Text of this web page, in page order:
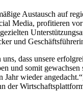
Austausch auf
Media, profitieren
und
uns, dass unsere
und somit
Jahr wieder
der